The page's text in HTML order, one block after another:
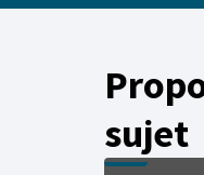
sujet